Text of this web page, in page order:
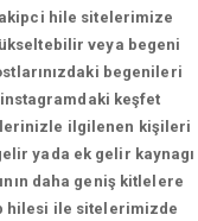
hile sitelerimize
veya begeni
begenileri
keşfet
ilgilenen kişileri
yada ek gelir kaynagı
daha geniş kitlelere
hilesi ile sitelerimizde